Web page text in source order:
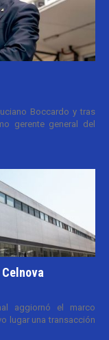
Boccardo y tras
gerente general del
aggiornó el marco
lugar una transacción